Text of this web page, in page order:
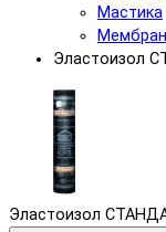
Мастика
Эластоизол
Эластоизол